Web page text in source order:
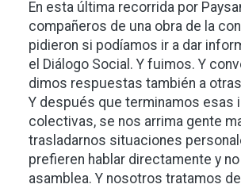
En esta última recorrida por
compañeros de una obra de la
pidieron si podíamos ir a dar
el Diálogo Social. Y fuimos. Y
dimos respuestas también a
Y después que terminamos esas
colectivas, se nos arrima gente
trasladarnos situaciones
prefieren hablar directamente y
asamblea. Y nosotros tratamos